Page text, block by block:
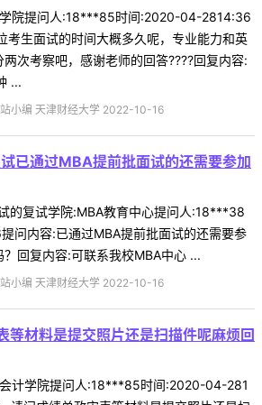
院提问人:18***85时间:2020-04-2814:36
考生面试的时间大概多久呢，专业能力和英
次考察吧，感谢老师的回答????回复内容:
...
小编 天津财经大学 2022-10-16
已通过MBA提前批面试的还需要参加
的复试学院:MBA教育中心提问人:18***38
问内容:已通过MBA提前批面试的还需要参
回复内容:可联系我校MBA中心 ...
小编 天津财经大学 2022-10-16
等材料是提交照片还是扫描件呢麻烦回
计学院提问人:18***85时间:2020-04-281